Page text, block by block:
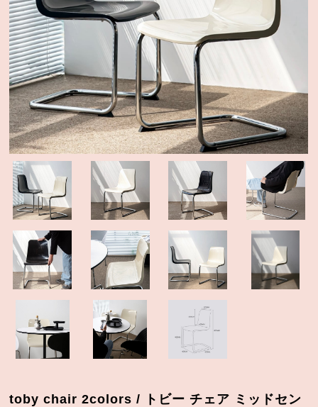
toby chair 2colors / トビー チェア ミッドセン